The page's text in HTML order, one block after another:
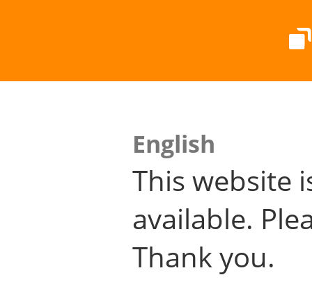
English
This website
available.
Thank you.